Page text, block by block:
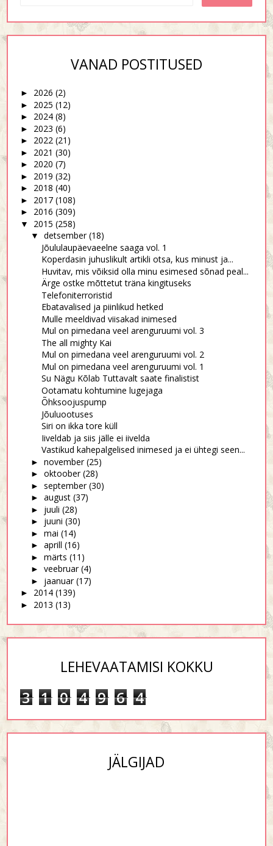
VANAD POSTITUSED
► 2026 (2)
► 2025 (12)
► 2024 (8)
► 2023 (6)
► 2022 (21)
► 2021 (30)
► 2020 (7)
► 2019 (32)
► 2018 (40)
► 2017 (108)
► 2016 (309)
▼ 2015 (258)
▼ detsember (18)
Jõululaupäevaeelne saaga vol. 1
Koperdasin juhuslikult artikli otsa, kus minust ja...
Huvitav, mis võiksid olla minu esimesed sõnad peal...
Ärge ostke mõttetut träna kingituseks
Telefoniterroristid
Ebatavalised ja piinlikud hetked
Mulle meeldivad viisakad inimesed
Mul on pimedana veel arenguruumi vol. 3
The all mighty Kai
Mul on pimedana veel arenguruumi vol. 2
Mul on pimedana veel arenguruumi vol. 1
Su Nägu Kõlab Tuttavalt saate finalistist
Ootamatu kohtumine lugejaga
Õhksoojuspump
Jõuluootuses
Siri on ikka tore küll
Iiveldab ja siis jälle ei iivelda
Vastikud kahepalgelised inimesed ja ei ühtegi seen...
► november (25)
► oktoober (28)
► september (30)
► august (37)
► juuli (28)
► juuni (30)
► mai (14)
► aprill (16)
► märts (11)
► veebruar (4)
► jaanuar (17)
► 2014 (139)
► 2013 (13)
LEHEVAATAMISI KOKKU
3 1 0 4 9 6 4
JÄLGIJAD